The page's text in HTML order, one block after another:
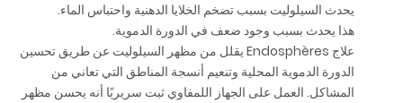
يحدث السيلوليت بسبب تضخم الخلايا الدهنية واحتباس الماء.
هذا يحدث بسبب وجود ضعف في الدورة الدموية.
علاج Endosphères يقلل من مظهر السيلوليت عن طريق تحسين
الدورة الدموية المحلية وتنعيم أنسجة المناطق التي تعاني من
المشاكل. العمل على الجهاز اللمفاوي ثبت سريريًا أنه يحسن مظهر